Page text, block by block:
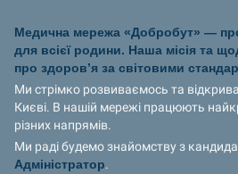
Медична мережа «Добробут» —
для всієї родини. Наша місія та
про здоров’я за світовими
Ми стрімко розвиваємось та
Києві. В нашій мережі працюють
різних напрямів.
Адміністратор.